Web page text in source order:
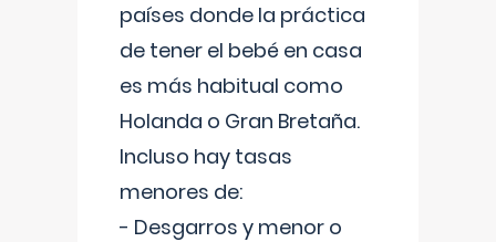
países donde la práctica
de tener el bebé en casa
es más habitual como
Holanda o Gran Bretaña.
Incluso hay tasas
menores de:
- Desgarros y menor o